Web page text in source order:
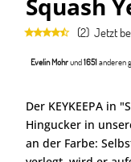
Squash
(2) Jetzt
Evelin Mohrund1651anderen
Der KEYKEEPA in
Hingucker in
an der Farbe: